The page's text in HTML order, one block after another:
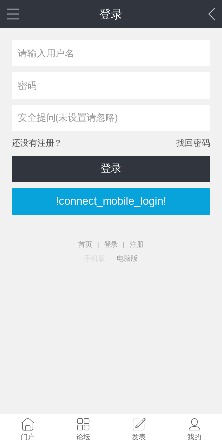
登录
安全提问(未设置请忽略)
还没有注册？ 找回密码
登录
!connect_mobile_login!
首页 | 登录 |
注册
手机版
| 电脑版
门户 论坛 发表 我的